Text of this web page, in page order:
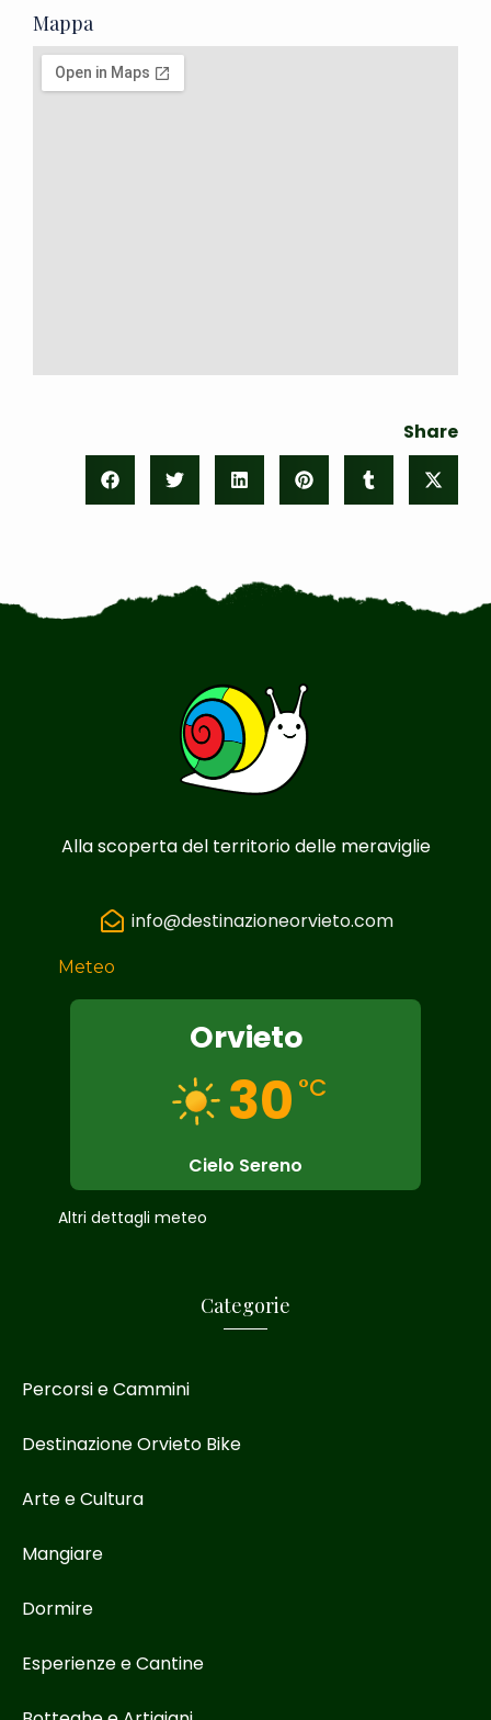
Mappa
Share
Alla scoperta del territorio delle meraviglie
info@destinazioneorvieto.com
Meteo
Orvieto
30 °C
Cielo Sereno
Altri dettagli meteo
Categorie
Percorsi e Cammini
Destinazione Orvieto Bike
Arte e Cultura
Mangiare
Dormire
Esperienze e Cantine